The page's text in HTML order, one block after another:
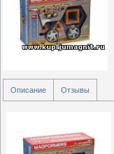
Описание Отзывы